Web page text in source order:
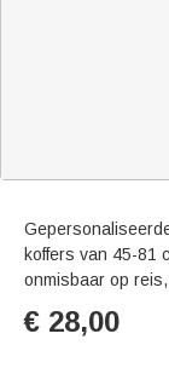
koffers van 45-81
onmisbaar op
€ 28,00